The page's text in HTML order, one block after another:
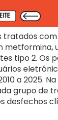
tratados
metformina,
tipo 2. Os
a 2025.
grupo de
desfechos